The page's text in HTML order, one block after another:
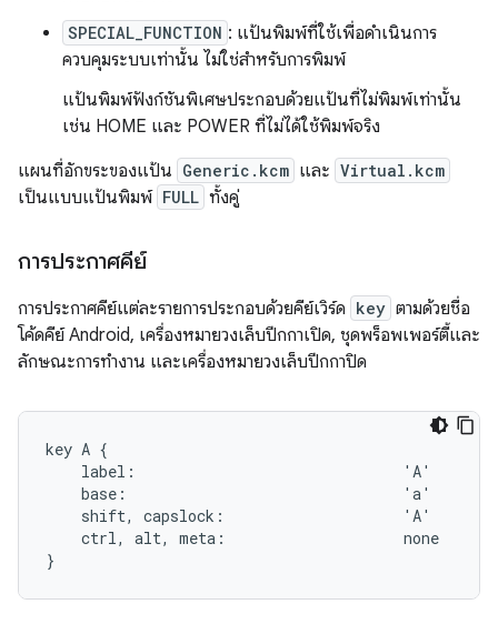
SPECIAL_FUNCTION : แป้นพิมพ์ที่ใช้เพื่อดำเนินการ
ควบคุมระบบเท่านั้น ไม่ใช่สำหรับการพิมพ์
แป้นพิมพ์ฟังก์ชันพิเศษประกอบด้วยแป้นที่ไม่พิมพ์เท่านั้น
เช่น HOME และ POWER ที่ไม่ได้ใช้พิมพ์จริง
แผนที่อักขระของแป้น Generic.kcm และ Virtual.kcm
เป็นแบบแป้นพิมพ์ FULL ทั้งคู่
การประกาศคีย์
การประกาศคีย์แต่ละรายการประกอบด้วยคีย์เวิร์ด key ตามด้วยชื่อ
โค้ดคีย์ Android, เครื่องหมายวงเล็บปีกกาเปิด, ชุดพร็อพเพอร์ตี้และ
ลักษณะการทำงาน และเครื่องหมายวงเล็บปีกกาปิด
key A {
    label:                              'A'
    base:                               'a'
    shift, capslock:                    'A'
    ctrl, alt, meta:                    none